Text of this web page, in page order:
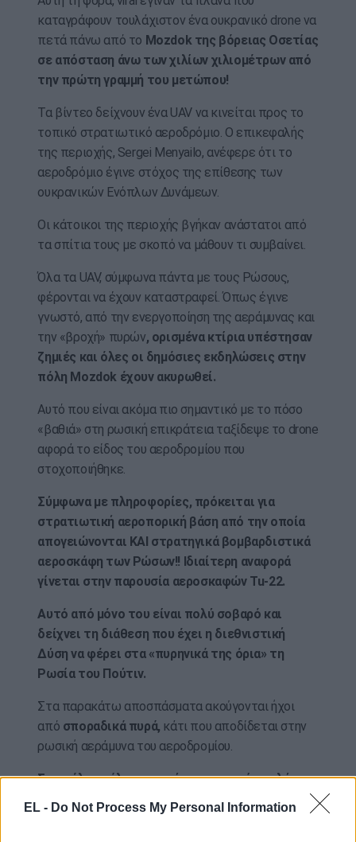
EL - Do Not Process My Personal Information
καταγράφουν τουλάχιστον ένα ουκρανικό drone να
πετά πάνω από το Mozdok της βόρειας Οσετίας
σε απόσταση άνω των χιλίων χιλιομέτρων από
την πρώτη γραμμή του μετώπου!
Τα βίντεο δείχνουν ένα UAV να κινείται προς το
τοπικό στρατιωτικό αεροδρόμιο. Ο επικεφαλής
της περιοχής, Sergei Menyailo, ανέφερε ότι το
αεροδρόμιο έγινε στόχος της επίθεσης των
ουκρανικών Ενόπλων Δυνάμεων.
Οι κάτοικοι της περιοχής βγήκαν ανάστατοι από
τα σπίτια τους με σκοπό να μάθουν τι συμβαίνει.
Όλα τα UAV, σύμφωνα πάντα με τους Ρώσους,
φέρονται να έχουν καταστραφεί. Όπως έγινε
γνωστό, από την ενεργοποίηση της αεράμυνας και
την «βροχή» πυρών, ορισμένα κτίρια υπέστησαν
ζημιές και όλες οι δημόσιες εκδηλώσεις στην
πόλη Mozdok έχουν ακυρωθεί.
Αυτό που είναι ακόμα πιο σημαντικό με το πόσο
«βαθιά» στη ρωσική επικράτεια ταξίδεψε το drone
αφορά το είδος του αεροδρομίου που
στοχοποιήθηκε.
Σύμφωνα με πληροφορίες, πρόκειται για
στρατιωτική αεροπορική βάση από την οποία
απογειώνονται ΚΑΙ στρατηγικά βομβαρδιστικά
αεροσκάφη των Ρώσων!! Ιδιαίτερη αναφορά
γίνεται στην παρουσία αεροσκαφών Tu-22.
Αυτό από μόνο του είναι πολύ σοβαρό και
δείχνει τη διάθεση που έχει η διεθνιστική
Δύση να φέρει στα «πυρηνικά της όρια» τη
Ρωσία του Πούτιν.
Στα παρακάτω αποσπάσματα ακούγονται ήχοι
από σποραδικά πυρά, κάτι που αποδίδεται στην
ρωσική αεράμυνα του αεροδρομίου.
Στο τέλος μάλιστα ακούστηκε και μία πολύ
ισχυρή έκρηξη, δίχως να είναι ακόμα ξεκάθαρο
εάν αυτή προέρχεται από την κατάρριψη του